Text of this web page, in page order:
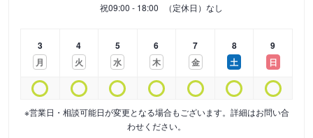
祝09:00 - 18:00 （定休日）なし
3
月
4
火
5
水
6
木
7
金
8
土
9
日
※営業日・相談可能日が変更となる場合もございます。詳細はお問い合
わせください。